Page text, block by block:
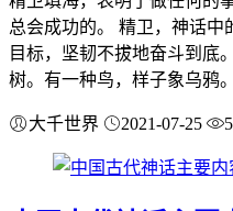
总会成功的。 精卫，神话中
目标，坚韧不拔地奋斗到底
树。有一种鸟，样子象乌鸦
大千世界 2021-07-25